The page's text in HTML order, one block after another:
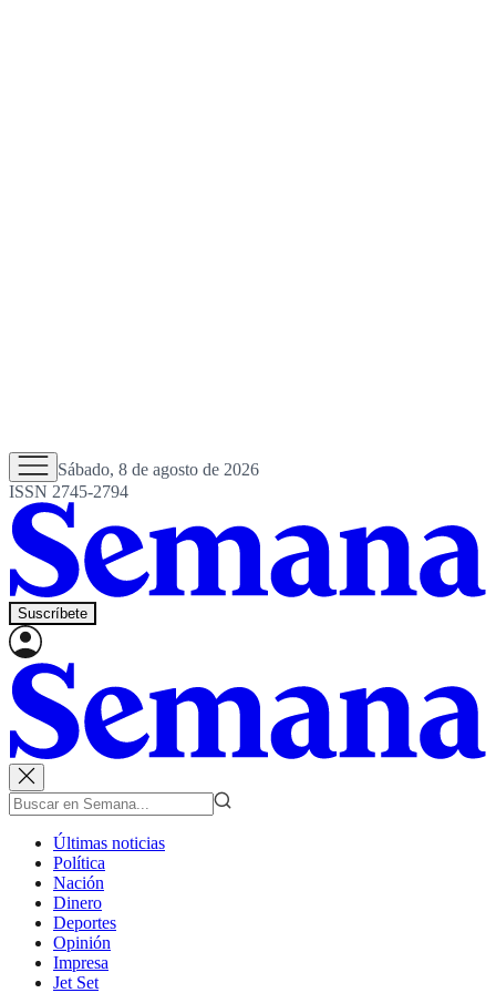
Sábado, 8 de agosto de 2026
ISSN 2745-2794
Suscríbete
Últimas noticias
Política
Nación
Dinero
Deportes
Opinión
Impresa
Jet Set